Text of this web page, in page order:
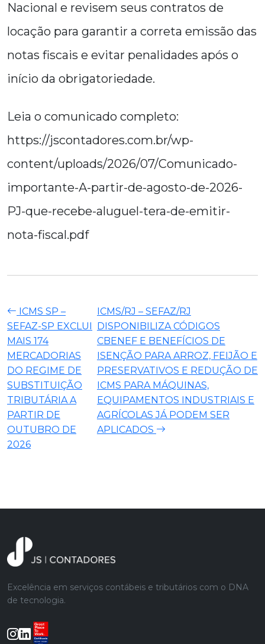
Nacional e revisem seus contratos de
locação para garantir a correta emissão das
notas fiscais e evitar penalidades após o
início da obrigatoriedade.
Leia o comunicado completo:
https://jscontadores.com.br/wp-
content/uploads/2026/07/Comunicado-
importante-A-partir-de-agosto-de-2026-
PJ-que-recebe-aluguel-tera-de-emitir-
nota-fiscal.pdf
ICMS SP –
SEFAZ-SP EXCLUI
MAIS 174
MERCADORIAS
DO REGIME DE
SUBSTITUIÇÃO
TRIBUTÁRIA A
PARTIR DE
OUTUBRO DE
2026
ICMS/RJ – SEFAZ/RJ
DISPONIBILIZA CÓDIGOS
CBENEF E BENEFÍCIOS DE
ISENÇÃO PARA ARROZ, FEIJÃO E
PRESERVATIVOS E REDUÇÃO DE
ICMS PARA MÁQUINAS,
EQUIPAMENTOS INDUSTRIAIS E
AGRÍCOLAS JÁ PODEM SER
APLICADOS
Excelência em serviços contábeis e tributários com o DNA
de tecnologia.